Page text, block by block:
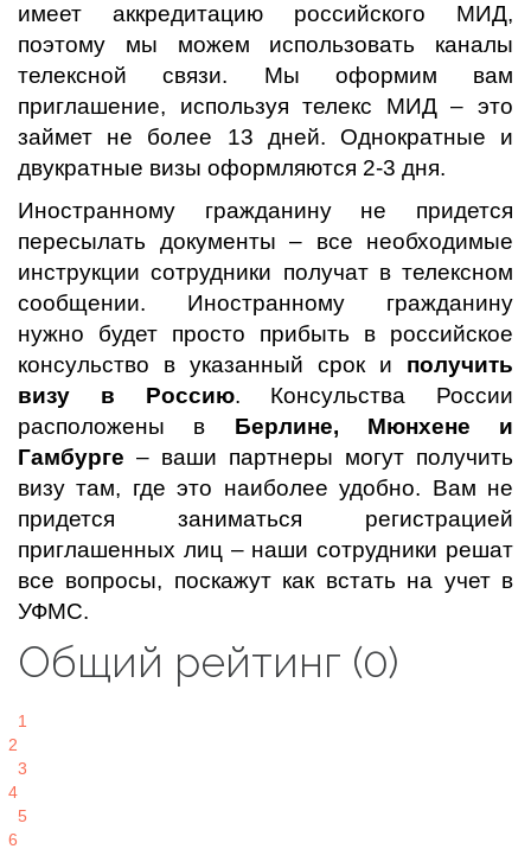
имеет аккредитацию российского МИД,
поэтому мы можем использовать каналы
телексной связи. Мы оформим вам
приглашение, используя телекс МИД – это
займет не более 13 дней. Однократные и
двукратные визы оформляются 2-3 дня.
Иностранному гражданину не придется
пересылать документы – все необходимые
инструкции сотрудники получат в телексном
сообщении. Иностранному гражданину
нужно будет просто прибыть в российское
консульство в указанный срок и получить
визу в Россию. Консульства России
расположены в Берлине, Мюнхене и
Гамбурге – ваши партнеры могут получить
визу там, где это наиболее удобно. Вам не
придется заниматься регистрацией
приглашенных лиц – наши сотрудники решат
все вопросы, поскажут как встать на учет в
УФМС.
Общий рейтинг (0)
1
2
3
4
5
6